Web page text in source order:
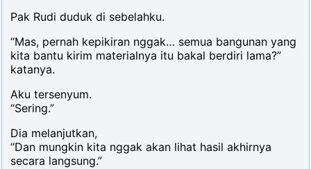
Pak Rudi duduk di sebelahku.
“Mas, pernah kepikiran nggak… semua bangunan yang
kita bantu kirim materialnya itu bakal berdiri lama?”
katanya.
Aku tersenyum.
“Sering.”
Dia melanjutkan,
“Dan mungkin kita nggak akan lihat hasil akhirnya
secara langsung.”